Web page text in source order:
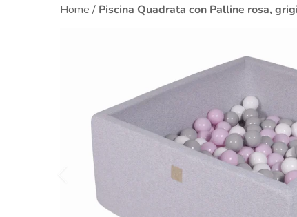
Home / Piscina Quadrata con Palline rosa,